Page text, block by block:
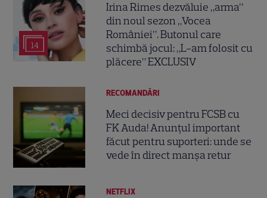
14
Irina Rimes dezvăluie „arma”
din noul sezon „Vocea
României”. Butonul care
schimbă jocul: „L-am folosit cu
plăcere” EXCLUSIV
RECOMANDĂRI
Meci decisiv pentru FCSB cu
FK Auda! Anunțul important
făcut pentru suporteri: unde se
vede în direct manșa retur
NETFLIX